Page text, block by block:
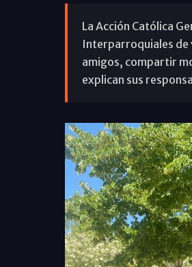
La Acción Católica
Interparroquiales de
amigos, compartir
explican sus